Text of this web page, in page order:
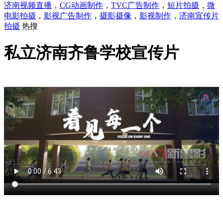
济南视频直播 ， CG动画制作 ， TVC广告制作 ， 短片拍摄 ， 微
电影拍摄 ， 影视广告制作 ， 摄影摄像 ， 影视制作 ， 济南宣传片
拍摄 热搜
私立济南齐鲁学校宣传片